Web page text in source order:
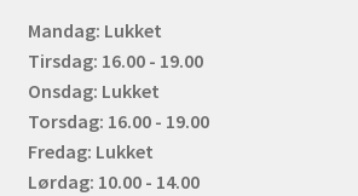
Mandag: Lukket
Tirsdag: 16.00 - 19.00
Onsdag: Lukket
Torsdag: 16.00 - 19.00
Fredag: Lukket
Lørdag: 10.00 - 14.00